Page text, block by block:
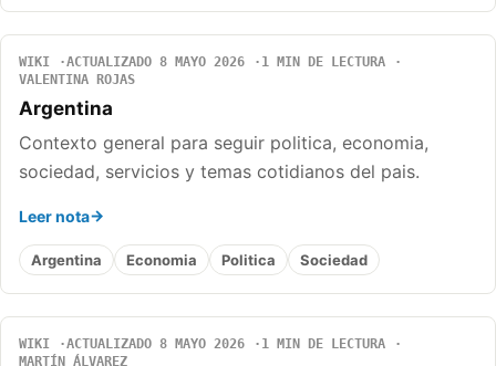
WIKI ACTUALIZADO 8 MAYO 2026
1 MIN DE LECTURA
VALENTINA ROJAS
Argentina
Contexto general para seguir politica, economia,
sociedad, servicios y temas cotidianos del pais.
Leer nota
Argentina Economia Politica Sociedad
WIKI ACTUALIZADO 8 MAYO 2026
1 MIN DE LECTURA
MARTÍN ÁLVAREZ